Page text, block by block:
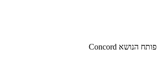
פותח הנושא Concord